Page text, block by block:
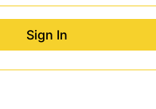
Sign In